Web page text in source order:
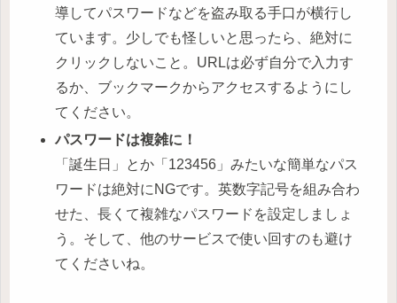
導してパスワードなどを盗み取る手口が横行し
ています。少しでも怪しいと思ったら、絶対に
クリックしないこと。URLは必ず自分で入力す
るか、ブックマークからアクセスするようにし
てください。
パスワードは複雑に！
「誕生日」とか「123456」みたいな簡単なパス
ワードは絶対にNGです。英数字記号を組み合わ
せた、長くて複雑なパスワードを設定しましょ
う。そして、他のサービスで使い回すのも避け
てくださいね。